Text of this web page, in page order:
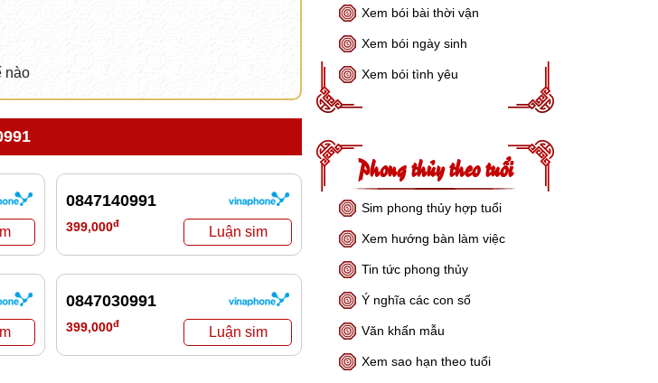
nào
0847140991
399,000đ
0847030991
399,000đ
Xem bói bài thời vận
Xem bói ngày sinh
Xem bói tình yêu
Phong thủy theo tuổi
Sim phong thủy hợp tuổi
Xem hướng bàn làm việc
Tin tức phong thủy
Ý nghĩa các con số
Văn khấn mẫu
Xem sao hạn theo tuổi